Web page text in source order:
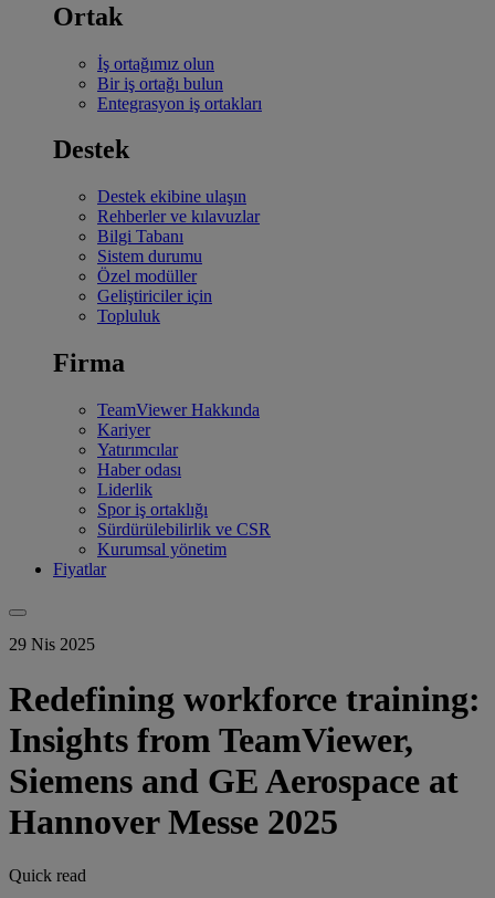
Ortak
İş ortağımız olun
Bir iş ortağı bulun
Entegrasyon iş ortakları
Destek
Destek ekibine ulaşın
Rehberler ve kılavuzlar
Bilgi Tabanı
Sistem durumu
Özel modüller
Geliştiriciler için
Topluluk
Firma
TeamViewer Hakkında
Kariyer
Yatırımcılar
Haber odası
Liderlik
Spor iş ortaklığı
Sürdürülebilirlik ve CSR
Kurumsal yönetim
Fiyatlar
29 Nis 2025
Redefining workforce training:
Insights from TeamViewer,
Siemens and GE Aerospace at
Hannover Messe 2025
Quick read